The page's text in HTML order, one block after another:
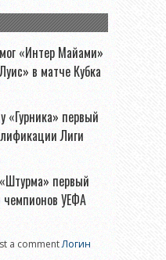
«Интер Майами»
в матче Кубка
«Гурника» первый
Лиги
первый
УЕФА
a commentЛогин